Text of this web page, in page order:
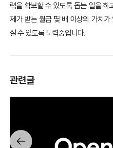
력을 확보할 수 있도록 돕는 일을
제가 받는 월급 몇 배 이상의 가치
질 수 있도록 노력중입니다.
관련글